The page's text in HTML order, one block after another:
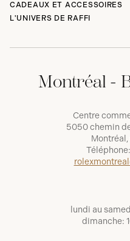
CADEAUX ET ACCESSOIRES
L'UNIVERS DE RAFFI
Montréal -
Centre
5050 chemin
Téléphone:
lundi au
dimanche: